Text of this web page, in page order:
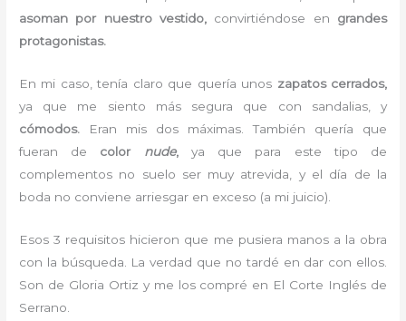
asoman por nuestro vestido, convirtiéndose en grandes
protagonistas.
En mi caso, tenía claro que quería unos zapatos cerrados,
ya que me siento más segura que con sandalias, y
cómodos.
Eran mis dos máximas. También quería que
fueran de color nude,ya que para este tipo de
complementos no suelo ser muy atrevida, y el día de la
boda no conviene arriesgar en exceso (a mi juicio).
Esos 3 requisitos hicieron que me pusiera manos a la obra
con la búsqueda. La verdad que no tardé en dar con ellos.
Son de Gloria Ortiz y me los compré en El Corte Inglés de
Serrano.